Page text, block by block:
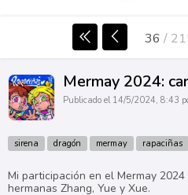
36 /
Mermay 2024:
Publicado el 14/5/2024, 8:43
sirena dragón mermay rapaciñas
Mi participación en el Mermay
hermanas Zhang, Yue y Xue.